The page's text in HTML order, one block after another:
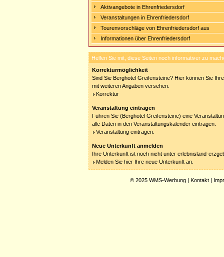
Aktivangebote in Ehrenfriedersdorf
Veranstaltungen in Ehrenfriedersdorf
Tourenvorschläge von Ehrenfriedersdorf aus
Informationen über Ehrenfriedersdorf
Helfen Sie mit, diese Seiten noch informativer zu
Korrekturmöglichkeit
Sind Sie Berghotel Greifensteine? Hier können Sie
mit weiteren Angaben versehen.
Korrektur
Veranstaltung eintragen
Führen Sie (Berghotel Greifensteine) eine
alle Daten in den Veranstaltungskalender eintragen.
Veranstaltung eintragen.
Neue Unterkunft anmelden
Ihre Unterkunft ist noch nicht unter erlebnisland-
Melden Sie hier Ihre neue Unterkunft an.
© 2025 WMS-Werbung | Kontakt |